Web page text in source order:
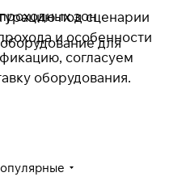
зон
для
включая
под сценарии
и особенности
согласуем
оборудования.